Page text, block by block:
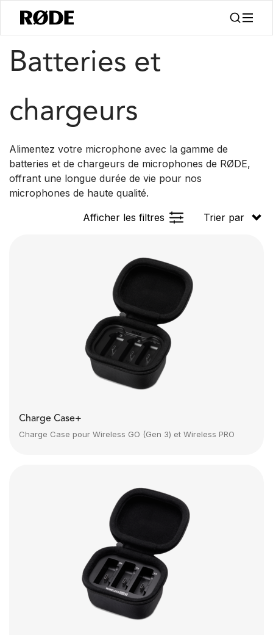
Produits / Accessoires
Batteries et
chargeurs
Alimentez votre microphone avec la gamme de
batteries et de chargeurs de microphones de RØDE,
offrant une longue durée de vie pour nos
microphones de haute qualité.
Afficher les filtres
Trier par
Charge Case+
Charge Case pour Wireless GO (Gen 3) et Wireless PRO